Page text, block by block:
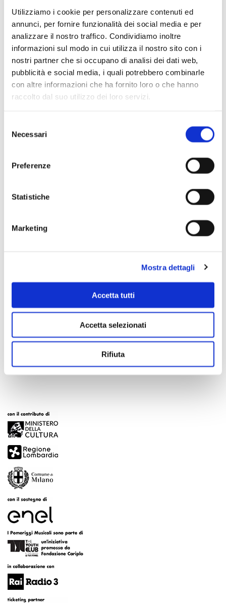
Utilizziamo i cookie per personalizzare contenuti ed
annunci, per fornire funzionalità dei social media e per
analizzare il nostro traffico. Condividiamo inoltre
informazioni sul modo in cui utilizza il nostro sito con i
nostri partner che si occupano di analisi dei dati web,
pubblicità e social media, i quali potrebbero combinarle
con altre informazioni che ha fornito loro o che hanno
raccolto dal suo utilizzo dei loro servizi.
delNecessari
Preferenze
Statistiche
Marketing
Mostra dettagli
Accetta tutti
Accetta selezionati
Rifiuta
Scopri di più
Scopri di più